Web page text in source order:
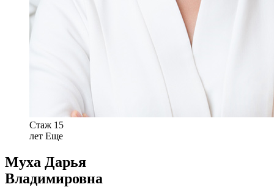
Стаж 15
лет Еще
Муха Дарья
Владимировна